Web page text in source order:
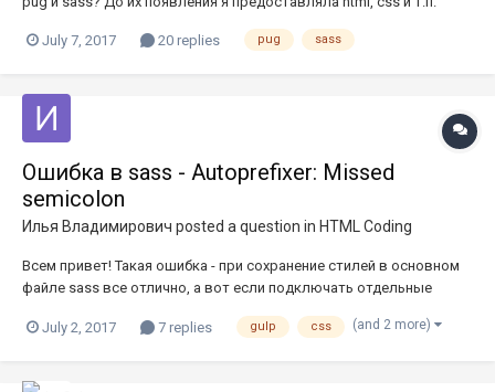
какие файлы теперь отправляют клиенту? 2. В каком виде
July 7, 2017 20 replies pug sass
Ошибка в sass - Autoprefixer: Missed
semicolon
Илья Владимирович posted a question in HTML Coding
Всем привет! Такая ошибка - при сохранение стилей в основном
файле sass все отлично, а вот если подключать отдельные
ошибка - Autoprefixer: Missed semicolon! Точка с запятой все
July 2, 2017 7 replies gulp css (and 2 more)